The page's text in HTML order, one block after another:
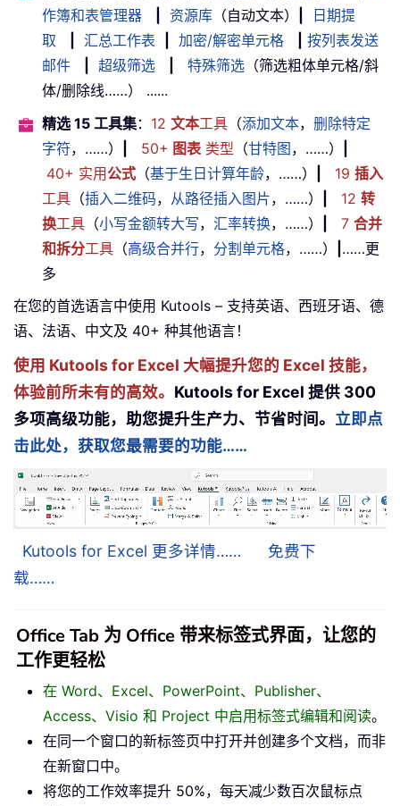
作簿和表管理器
资源库 （自动文本）
日期提
取
汇总工作表 加密/解密单元格
按列表发送
邮件
超级筛选 特殊筛选 （筛选粗体单元格/斜
体/删除线……） ......
精选 15 工具集： 12 文本工具 （添加文本， 删除特定
字符，……） 50+ 图表 类型 （甘特图，……）
40+ 实用公式 （基于生日计算年龄，……） 19 插入
工具 （插入二维码， 从路径插入图片，……） 12 转
换工具 （小写金额转大写， 汇率转换，……） 7 合并
和拆分工具 （高级合并行， 分割单元格，……）
……更
多
在您的首选语言中使用 Kutools – 支持英语、西班牙语、德
语、法语、中文及 40+ 种其他语言！
使用 Kutools for Excel 大幅提升您的 Excel 技能，
体验前所未有的高效。 Kutools for Excel 提供 300
多项高级功能，助您提升生产力、节省时间。 立即点
击此处，获取您最需要的功能……
Kutools for Excel 更多详情……
免费下
载……
Office Tab 为 Office 带来标签式界面，让您的
工作更轻松
在 Word、Excel、PowerPoint、Publisher、
Access、Visio 和 Project 中启用标签式编辑和阅读。
在同一个窗口的新标签页中打开并创建多个文档，而非
在新窗口中。
将您的工作效率提升 50%，每天减少数百次鼠标点